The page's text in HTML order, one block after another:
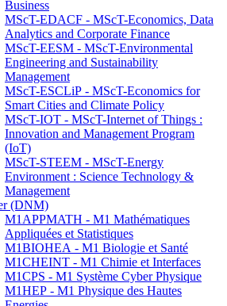
Business
MScT-EDACF - MScT-Economics, Data
Analytics and Corporate Finance
MScT-EESM - MScT-Environmental
Engineering and Sustainability
Management
MScT-ESCLiP - MScT-Economics for
Smart Cities and Climate Policy
MScT-IOT - MScT-Internet of Things :
Innovation and Management Program
(IoT)
MScT-STEEM - MScT-Energy
Environment : Science Technology &
Management
(DNM)
M1APPMATH - M1 Mathématiques
Appliquées et Statistiques
M1BIOHEA - M1 Biologie et Santé
M1CHEINT - M1 Chimie et Interfaces
M1CPS - M1 Système Cyber Physique
M1HEP - M1 Physique des Hautes